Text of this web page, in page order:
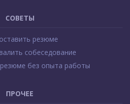
СОВЕТЫ
резюме
собеседование
резюме без опыта работы
ПРОЧЕЕ